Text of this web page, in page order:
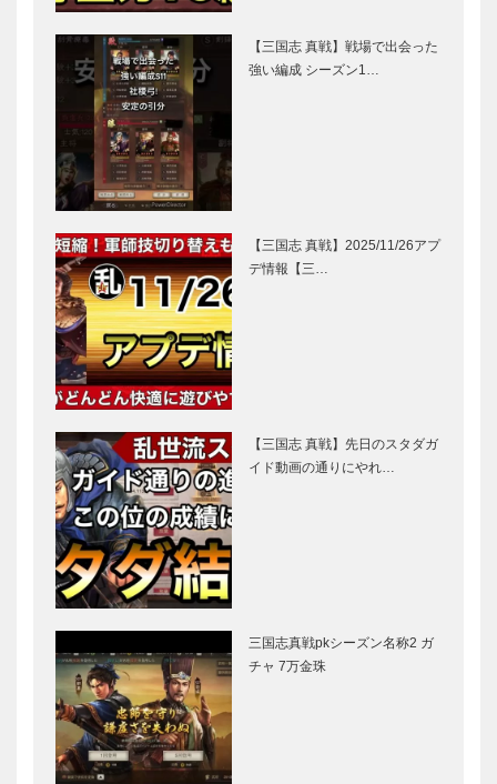
【三国志 真戦】戦場で出会った
強い編成 シーズン1…
【三国志 真戦】2025/11/26アプ
デ情報【三…
【三国志 真戦】先日のスタダガ
イド動画の通りにやれ…
三国志真戦pkシーズン名称2 ガ
チャ 7万金珠